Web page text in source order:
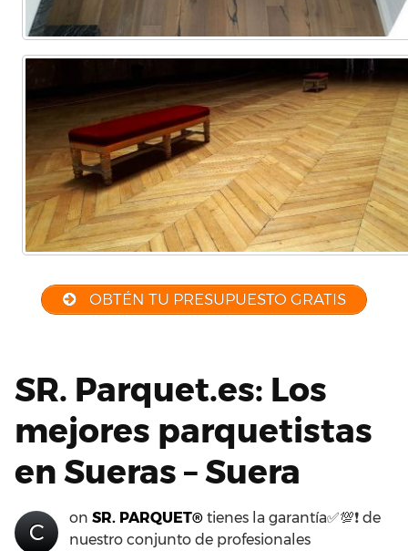
OBTÉN TU PRESUPUESTO GRATIS
SR. Parquet.es: Los
mejores parquetistas
en Sueras – Suera
C
on SR. PARQUET® tienes la garantía✅💯❗ de
nuestro conjunto de profesionales